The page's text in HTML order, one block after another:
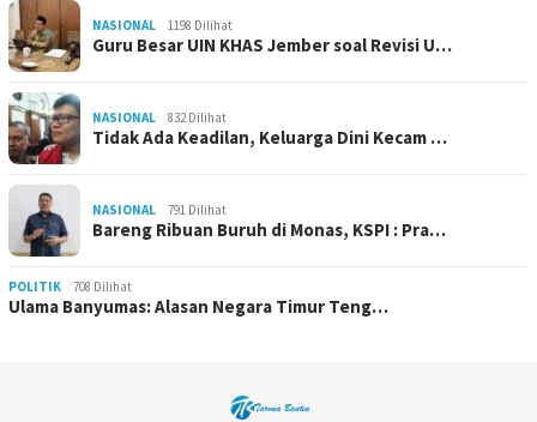
NASIONAL 1198 Dilihat
Guru Besar UIN KHAS Jember soal Revisi U…
NASIONAL 832 Dilihat
Tidak Ada Keadilan, Keluarga Dini Kecam …
NASIONAL 791 Dilihat
Bareng Ribuan Buruh di Monas, KSPI : Pra…
POLITIK 708 Dilihat
Ulama Banyumas: Alasan Negara Timur Teng…